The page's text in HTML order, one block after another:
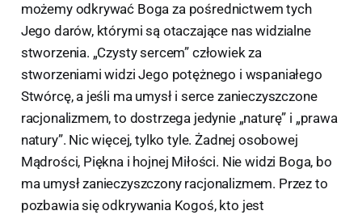
możemy odkrywać Boga za pośrednictwem tych
Jego darów, którymi są otaczające nas widzialne
stworzenia. „Czysty sercem” człowiek za
stworzeniami widzi Jego potężnego i wspaniałego
Stwórcę, a jeśli ma umysł i serce zanieczyszczone
racjonalizmem, to dostrzega jedynie „naturę” i „prawa
natury”. Nic więcej, tylko tyle. Żadnej osobowej
Mądrości, Piękna i hojnej Miłości. Nie widzi Boga, bo
ma umysł zanieczyszczony racjonalizmem. Przez to
pozbawia się odkrywania Kogoś, kto jest